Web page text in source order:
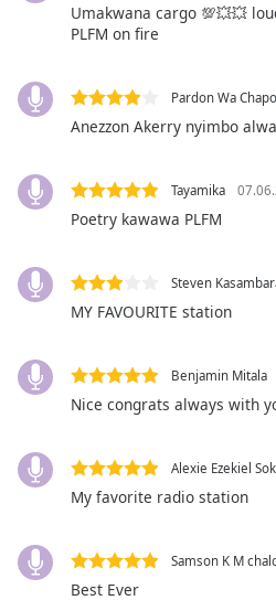
settings,
opens
dialog
subtitles
selected
Picture-
in-
This
window.
Beginning
Umakwana cargo 💯💥💥
PLFM on fire
Pardon Wa
Anezzon Akerry nyimbo
Tayamika
Poetry kawawa PLFM
Steven
MY FAVOURITE station
Benjamin Mitala
Nice congrats always with
Alexie Ezekiel
My favorite radio station
Samson K M
Best Ever